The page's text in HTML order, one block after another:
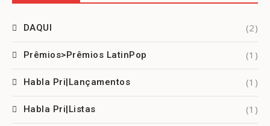
DAQUI (2)
Prêmios>Prêmios LatinPop (1)
Habla Pri|Lançamentos (1)
Habla Pri|Listas (1)